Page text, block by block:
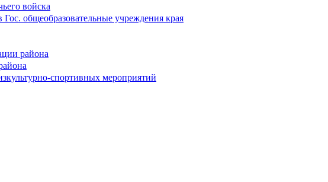
войска
общеобразовательные учреждения края
района
спортивных мероприятий